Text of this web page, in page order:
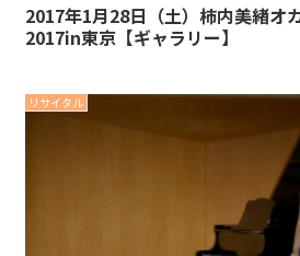
2017年1月28日（土）柿内美緖オ
2017in東京【ギャラリー】
リサイタル